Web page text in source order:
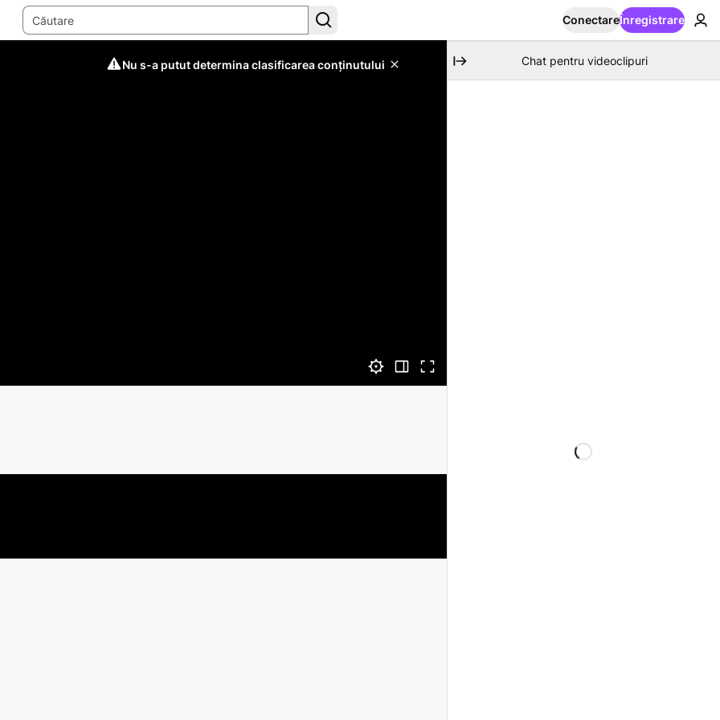
ConectareÎnregistrare
Nu s-a putut determina clasificarea conținutului Chat pentru videoclipuri